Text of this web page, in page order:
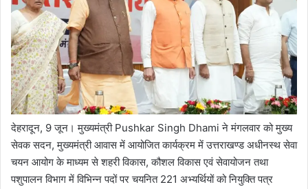
देहरादून, 9 जून। मुख्यमंत्री Pushkar Singh Dhami ने मंगलवार को मुख्य
सेवक सदन, मुख्यमंत्री आवास में आयोजित कार्यक्रम में उत्तराखण्ड अधीनस्थ सेवा
चयन आयोग के माध्यम से शहरी विकास, कौशल विकास एवं सेवायोजन तथा
पशुपालन विभाग में विभिन्न पदों पर चयनित 221 अभ्यर्थियों को नियुक्ति पत्र